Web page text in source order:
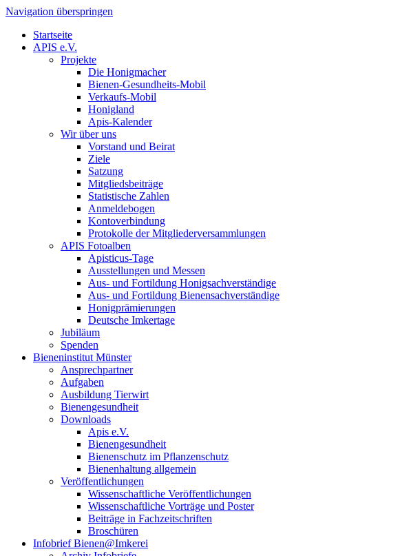
Navigation überspringen
Startseite
APIS e.V.
Projekte
Die Honigmacher
Bienen-Gesundheits-Mobil
Verkaufs-Mobil
Honigland
Apis-Kalender
Wir über uns
Vorstand und Beirat
Ziele
Satzung
Mitgliedsbeiträge
Statistische Zahlen
Anmeldebogen
Kontoverbindung
Protokolle der Mitgliederversammlungen
APIS Fotoalben
Apisticus-Tage
Ausstellungen und Messen
Aus- und Fortildung Honigsachverständige
Aus- und Fortildung Bienensachverständige
Honigprämierungen
Deutsche Imkertage
Jubiläum
Spenden
Bieneninstitut Münster
Ansprechpartner
Aufgaben
Ausbildung Tierwirt
Bienengesundheit
Downloads
Apis e.V.
Bienengesundheit
Bienenschutz im Pflanzenschutz
Bienenhaltung allgemein
Veröffentlichungen
Wissenschaftliche Veröffentlichungen
Wissenschaftliche Vorträge und Poster
Beiträge in Fachzeitschriften
Broschüren
Infobrief Bienen@Imkerei